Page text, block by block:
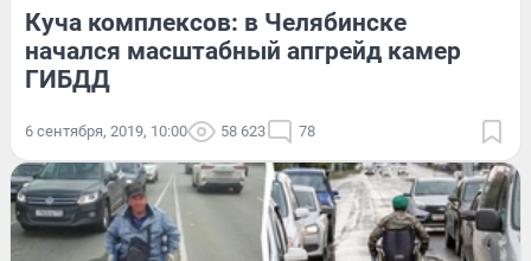
Куча комплексов: в Челябинске
начался масштабный апгрейд камер
ГИБДД
6 сентября, 2019, 10:00 58 623 78